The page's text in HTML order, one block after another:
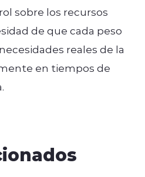
sobre los recursos
de que cada peso
reales de la
en tiempos de